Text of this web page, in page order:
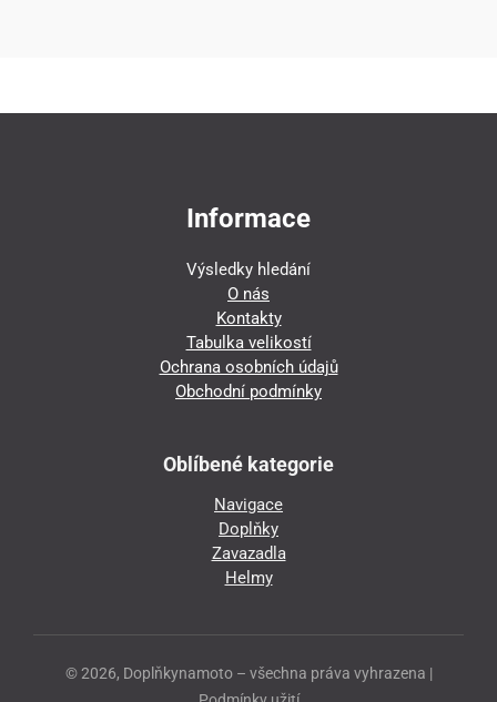
Informace
Výsledky hledání
O nás
Kontakty
Tabulka velikostí
Ochrana osobních údajů
Obchodní podmínky
Oblíbené kategorie
Navigace
Doplňky
Zavazadla
Helmy
© 2026, Doplňkynamoto – všechna práva vyhrazena |